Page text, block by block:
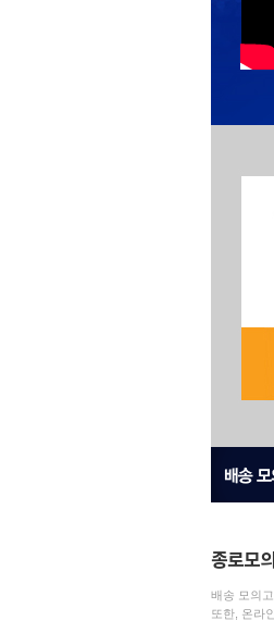
종로모
배송 모의
또한, 온라